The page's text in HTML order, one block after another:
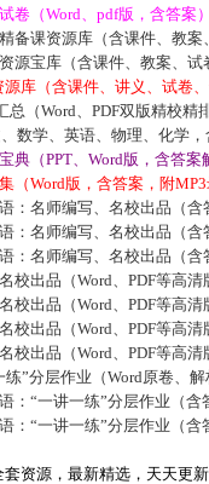
卷（Word、pdf版，含答案）
备课资源库（含课件、教案
源宝库（含课件、教案、试
库（含课件、讲义、试卷、
（Word、PDF双版精校精排
数学、英语、物理、化学，
典（PPT、Word版，含答案
（Word版，含答案，附MP3
：名师编写、名校出品（含
：名师编写、名校出品（含
：名师编写、名校出品（含
校出品（Word、PDF等高清
校出品（Word、PDF等高清
校出品（Word、PDF等高清
校出品（Word、PDF等高清
”分层作业（Word原卷、解
：“一讲一练”分层作业（含
：“一讲一练”分层作业（含
套资源，最新精选，天天更新